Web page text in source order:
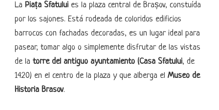
La Piața Sfatului es la plaza central de Brașov, constuída
por los sajones. Está rodeada de coloridos edificios
barrocos con fachadas decoradas, es un lugar ideal para
pasear, tomar algo o simplemente disfrutar de las vistas
de la torre del antiguo ayuntamiento (Casa Sfatului, de
1420) en el centro de la plaza y que alberga el Museo de
Historia Brasov.